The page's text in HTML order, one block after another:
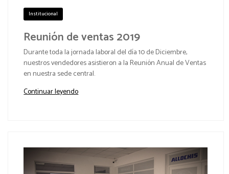
Institucional
Reunión de ventas 2019
Durante toda la jornada laboral del día 10 de Diciembre,
nuestros vendedores asistieron a la Reunión Anual de Ventas
en nuestra sede central.
Continuar leyendo